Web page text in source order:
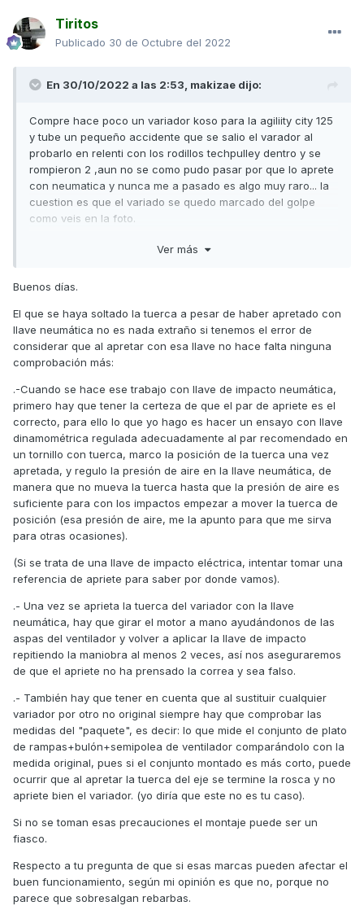
Tiritos
Publicado 30 de Octubre del 2022
En 30/10/2022 a las 2:53, makizae dijo:
Compre hace poco un variador koso para la agiliity city 125
y tube un pequeño accidente que se salio el varador al
probarlo en relenti con los rodillos techpulley dentro y se
rompieron 2 ,aun no se como pudo pasar por que lo aprete
con neumatica y nunca me a pasado es algo muy raro... la
cuestion es que el variado se quedo marcado del golpe
como veis en la foto.
Algun mecanico o alguien que sepa ssabria decirme si esto
nada?
Por otra parte la pieza que cierra el variador para que no
salgan los rodillos es medio milimetro mas ancho el agujero
por lo que se mueve algo,eso podria ser lo que hizo que se
saliera?se puede montar aunque tenga algo de olgura ?
supuestamente es el que todo el mundo monta en esta
moto el koso GY6... no entiendo como el de serie cuesta de
meter y esta entra sin esfuerzo alguno.
Ver más
Buenos días.
El que se haya soltado la tuerca a pesar de haber apretado con
llave neumática no es nada extraño si tenemos el error de
considerar que al apretar con esa llave no hace falta ninguna
comprobación más:
.-Cuando se hace ese trabajo con llave de impacto neumática,
primero hay que tener la certeza de que el par de apriete es el
correcto, para ello lo que yo hago es hacer un ensayo con llave
dinamométrica regulada adecuadamente al par recomendado en
un tornillo con tuerca, marco la posición de la tuerca una vez
apretada, y regulo la presión de aire en la llave neumática, de
manera que no mueva la tuerca hasta que la presión de aire es
suficiente para con los impactos empezar a mover la tuerca de
posición (esa presión de aire, me la apunto para que me sirva
para otras ocasiones).
(Si se trata de una llave de impacto eléctrica, intentar tomar una
referencia de apriete para saber por donde vamos).
.- Una vez se aprieta la tuerca del variador con la llave
neumática, hay que girar el motor a mano ayudándonos de las
aspas del ventilador y volver a aplicar la llave de impacto
repitiendo la maniobra al menos 2 veces, así nos aseguraremos
de que el apriete no ha prensado la correa y sea falso.
.- También hay que tener en cuenta que al sustituir cualquier
variador por otro no original siempre hay que comprobar las
medidas del "paquete", es decir: lo que mide el conjunto de plato
de rampas+bulón+semipolea de ventilador comparándolo con la
medida original, pues si el conjunto montado es más corto, puede
ocurrir que al apretar la tuerca del eje se termine la rosca y no
apriete bien el variador. (yo diría que este no es tu caso).
Si no se toman esas precauciones el montaje puede ser un
fiasco.
Respecto a tu pregunta de que si esas marcas pueden afectar el
buen funcionamiento, según mi opinión es que no, porque no
parece que sobresalgan rebarbas.